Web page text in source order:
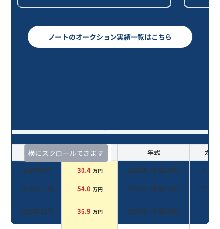
ノートのオークション実績一覧はこちら
横にスクロールできます
査定時期 セルカ実績 年式
カラ
2026年4月
30.4 万円 2016年 (平成28年)
その他
2025年11月
54.0 万円 2016年 (平成28年) グレー
2025年11月 36.9 万円 2016年 (平成28年)
ブラ